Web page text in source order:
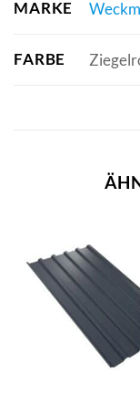
MARKE
FARBE